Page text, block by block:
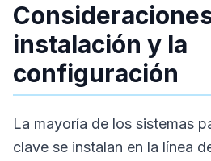
instalación y la
configuración
La mayoría de los sistemas
clave se instalan en la línea